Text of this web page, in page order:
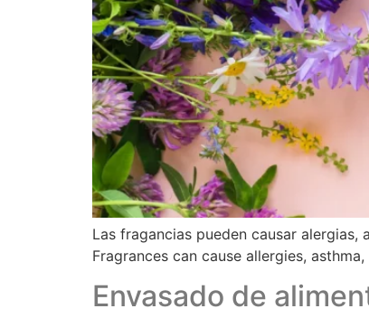
Las fragancias pueden causar alergias,
Fragrances can cause allergies,
Envasado de